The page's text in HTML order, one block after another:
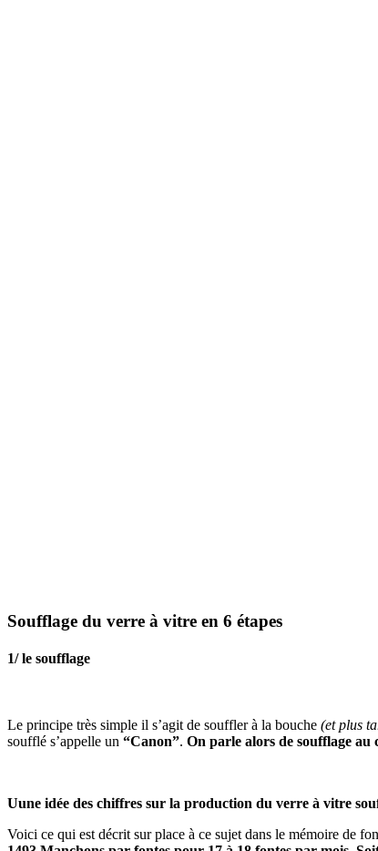
Soufflage du verre à vitre en 6 étapes
1/ le soufflage
Le principe très simple il s’agit de souffler à la bouche (et plus
soufflé s’appelle un “Canon”. On parle alors de soufflage au
Uune idée des chiffres sur la production du verre à vitre
Voici ce qui est décrit sur place à ce sujet dans le mémoire de